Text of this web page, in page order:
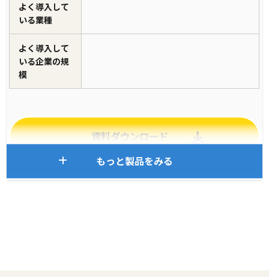
よく導入して
いる業種
よく導入して
いる企業の規
模
資料ダウンロード
もっと製品をみる